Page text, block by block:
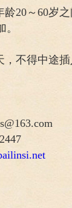
龄20～60岁
不得中途插